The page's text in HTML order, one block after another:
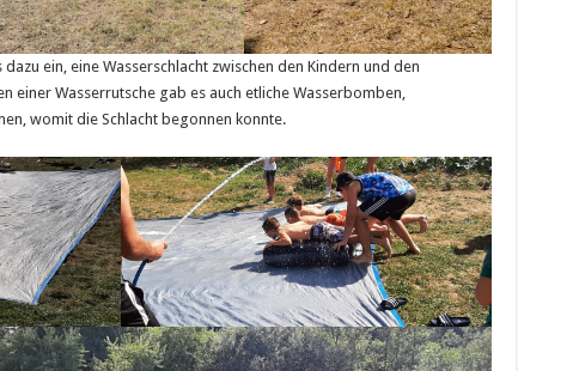
ein, eine Wasserschlacht zwischen den Kindern und den
einer Wasserrutsche gab es auch etliche Wasserbomben,
womit die Schlacht begonnen konnte.